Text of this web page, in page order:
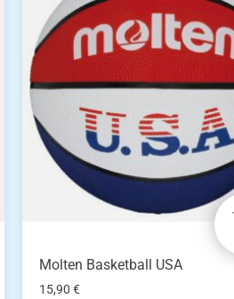
Molten Basketball USA
15,90€